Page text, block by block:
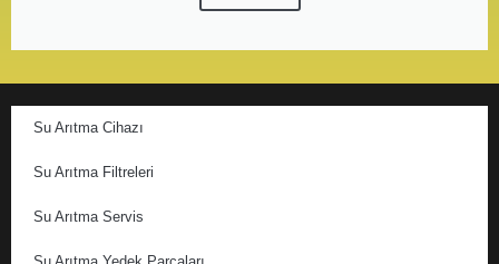
Su Arıtma Cihazı
Su Arıtma Filtreleri
Su Arıtma Servis